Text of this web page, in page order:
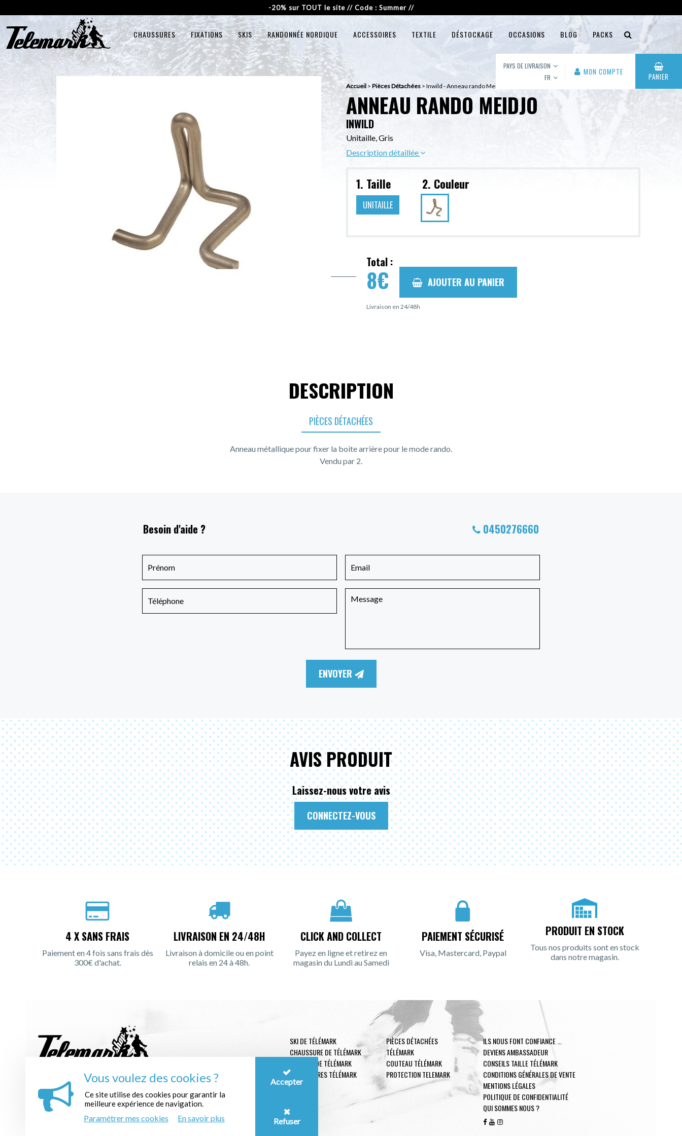
-20% sur TOUT le site // Code : Summer //
CHAUSSURES FIXATIONS SKIS RANDONNÉE NORDIQUE ACCESSOIRES TEXTILE DÉSTOCKAGE OCCASIONS BLOG PACKS
PAYS DE LIVRAISON
FR
MON COMPTE PANIER
Accueil > Pièces Détachées > Inwild - Anneau rando Meidjo
ANNEAU RANDO MEIDJO
INWILD
Unitaille, Gris
Description détaillée
1. Taille
UNITAILLE
2. Couleur
Total :
8€ AJOUTER AU PANIER
Livraison en 24/48h
DESCRIPTION
PIÈCES DÉTACHÉES
Anneau métallique pour fixer la boite arrière pour le mode rando.
Vendu par 2.
Besoin d'aide ? 0450276660
ENVOYER
AVIS PRODUIT
Laissez-nous votre avis
CONNECTEZ-VOUS
4 X SANS FRAIS
Paiement en 4 fois sans frais dès
300€ d'achat.
LIVRAISON EN 24/48H
Livraison à domicile ou en point
relais en 24 à 48h.
CLICK AND COLLECT
Payez en ligne et retirez en
magasin du Lundi au Samedi
PAIEMENT SÉCURISÉ
Visa, Mastercard, Paypal
PRODUIT EN STOCK
Tous nos produits sont en stock
dans notre magasin.
INSCRIPTION À LA NEWSLETTER :
SKI DE TÉLÉMARK
CHAUSSURE DE TÉLÉMARK
FIXATION DE TÉLÉMARK
ACCESSOIRES TÉLÉMARK
PIÈCES DÉTACHÉES
TÉLÉMARK
COUTEAU TÉLÉMARK
PROTECTION TELEMARK
ILS NOUS FONT CONFIANCE ...
DEVIENS AMBASSADEUR
CONSEILS TAILLE TÉLÉMARK
CONDITIONS GÉNÉRALES DE VENTE
MENTIONS LÉGALES
POLITIQUE DE CONFIDENTIALITÉ
QUI SOMMES NOUS ?
Vous voulez des cookies ?
Ce site utilise des cookies pour garantir la
meilleure expérience de navigation.
Paramétrer mes cookies En savoir plus
Accepter
Refuser